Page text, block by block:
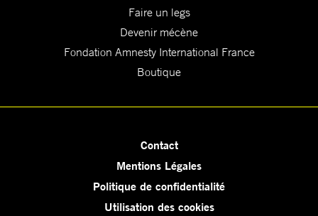
Faire un legs
Devenir mécène
Fondation Amnesty International France
Boutique
Contact
Mentions Légales
Politique de confidentialité
Utilisation des cookies